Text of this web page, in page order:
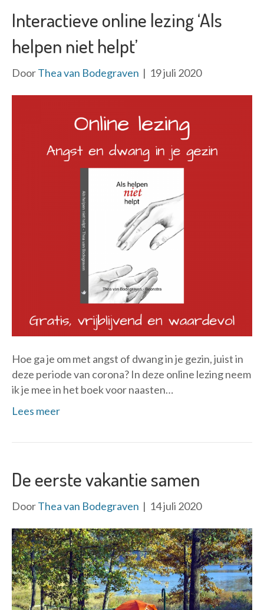
Interactieve online lezing ‘Als
helpen niet helpt’
DoorThea van Bodegraven | 19 juli 2020
Hoe ga je om met angst of dwang in je gezin, juist in
deze periode van corona? In deze online lezing neem
ik je mee in het boek voor naasten…
Lees meer
De eerste vakantie samen
DoorThea van Bodegraven | 14 juli 2020